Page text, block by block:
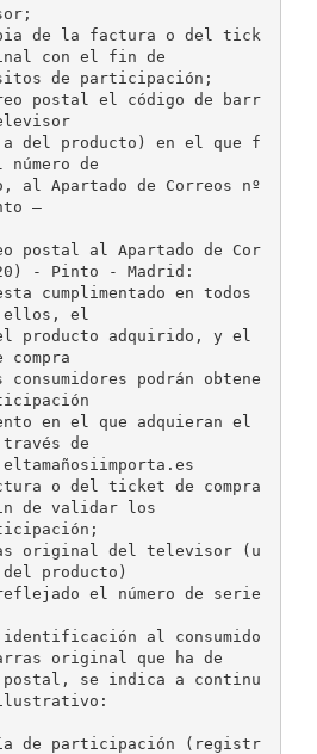
de la factura o del tick
con el fin de
de participación;
postal el código de barr
del producto) en el que f
de
al Apartado de Correos nº
–
postal al Apartado de Cor
- Pinto - Madrid:
cumplimentado en todos
ellos, el
producto adquirido, y el
podrán obtene
en el que adquieran el
de
o del ticket de compra
de validar los
original del televisor (u
producto)
el número de serie
al consumido
original que ha de
se indica a continu
ilustrativo:
de participación (registr